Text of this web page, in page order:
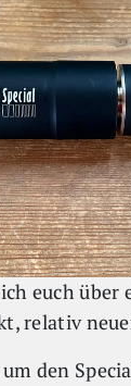
euch über
relativ
den